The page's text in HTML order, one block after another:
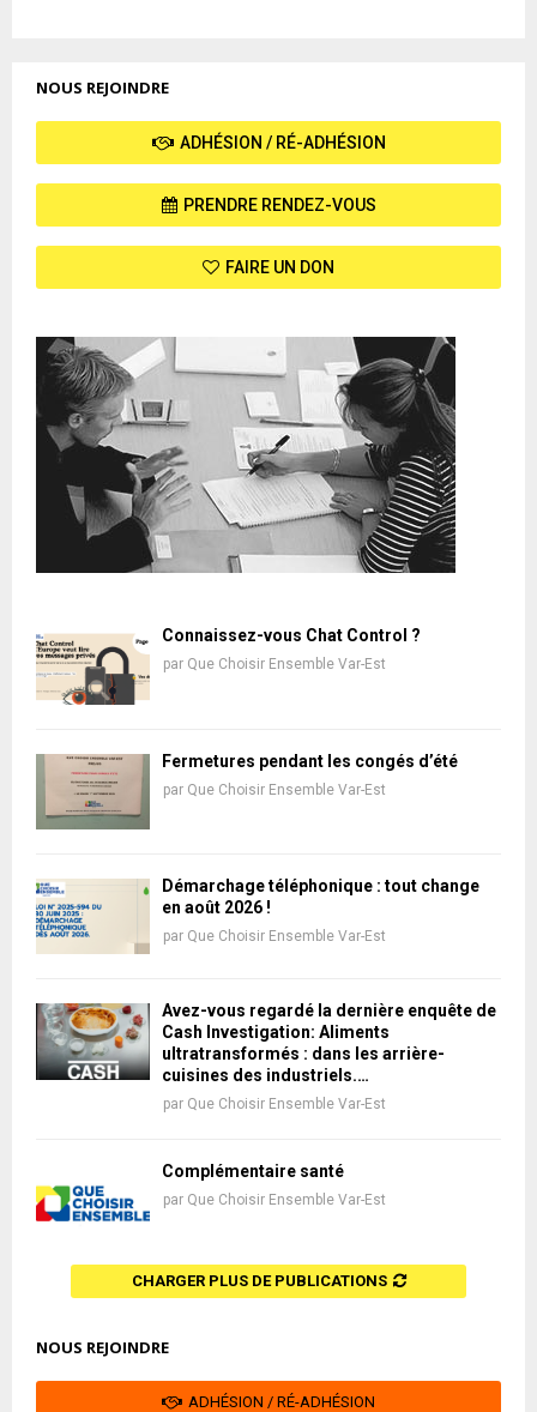
NOUS REJOINDRE
ADHÉSION / RÉ-ADHÉSION
PRENDRE RENDEZ-VOUS
FAIRE UN DON
Connaissez-vous Chat Control ?
par Que Choisir Ensemble Var-Est
Fermetures pendant les congés d’été
par Que Choisir Ensemble Var-Est
Démarchage téléphonique : tout change
en août 2026 !
par Que Choisir Ensemble Var-Est
Avez-vous regardé la dernière enquête de
Cash Investigation: Aliments
ultratransformés : dans les arrière-
cuisines des industriels.…
par Que Choisir Ensemble Var-Est
Complémentaire santé
par Que Choisir Ensemble Var-Est
CHARGER PLUS DE PUBLICATIONS
NOUS REJOINDRE
ADHÉSION / RÉ-ADHÉSION